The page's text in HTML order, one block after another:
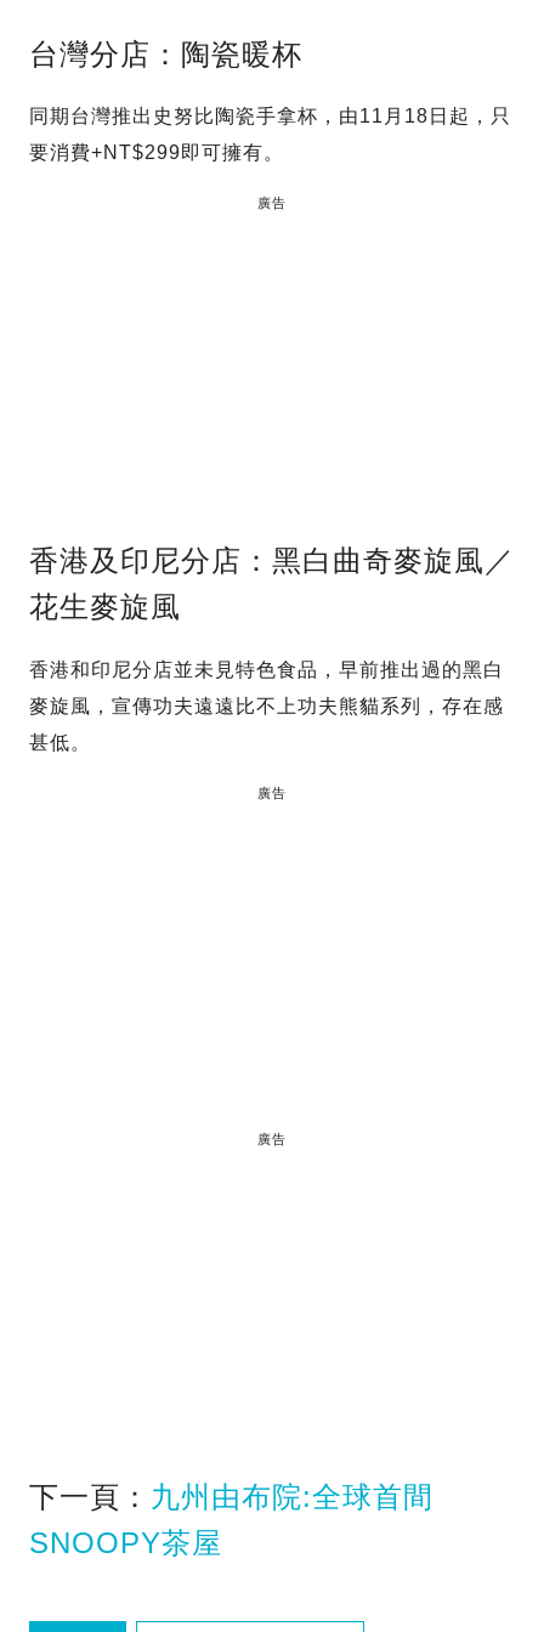
台灣分店：陶瓷暖杯
同期台灣推出史努比陶瓷手拿杯，由11月18日起，只
要消費+NT$299即可擁有。
廣告
香港及印尼分店：黑白曲奇麥旋風／
花生麥旋風
香港和印尼分店並未見特色食品，早前推出過的黑白
麥旋風，宣傳功夫遠遠比不上功夫熊貓系列，存在感
甚低。
廣告
廣告
下一頁： 九州由布院:全球首間
SNOOPY茶屋